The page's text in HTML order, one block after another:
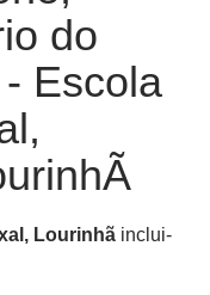
do
Escola
Lourinhã inclui-